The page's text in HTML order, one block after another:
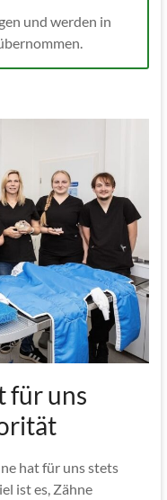
und werden in
für uns
hat für uns stets
ist es, Zähne